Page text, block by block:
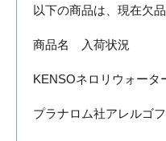
以下の商品は、現在欠
商品名 入荷状況
KENSOネロリウォー
プラナロム社アレルゴ